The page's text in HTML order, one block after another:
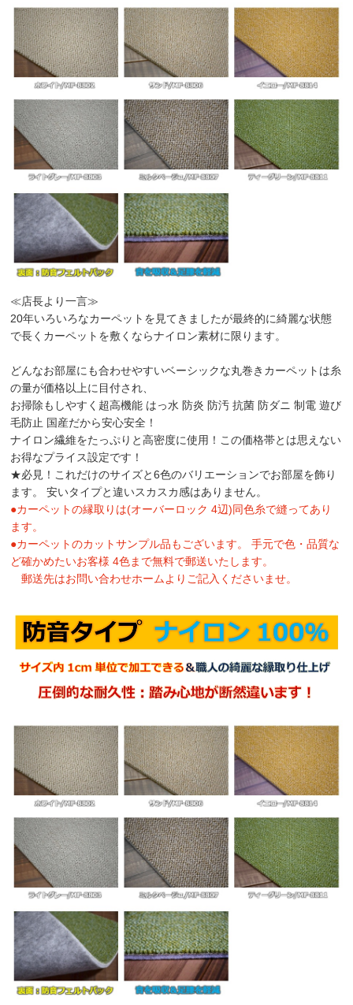
≪店長より一言≫
20年いろいろなカーペットを見てきましたが最終的に綺麗な状態
で長くカーペットを敷くならナイロン素材に限ります。
どんなお部屋にも合わせやすいベーシックな丸巻きカーペットは糸
の量が価格以上に目付され、
お掃除もしやすく超高機能 はっ水 防炎 防汚 抗菌 防ダニ 制電 遊び
毛防止 国産だから安心安全！
ナイロン繊維をたっぷりと高密度に使用！この価格帯とは思えない
お得なプライス設定です！
★必見！これだけのサイズと6色のバリエーションでお部屋を飾り
ます。 安いタイプと違いスカスカ感はありません。
●カーペットの縁取りは(オーバーロック 4辺)同色糸で縫ってあり
ます。
●カーペットのカットサンプル品もございます。 手元で色・品質な
ど確かめたいお客様 4色まで無料で郵送いたします。
郵送先はお問い合わせホームよりご記入くださいませ。